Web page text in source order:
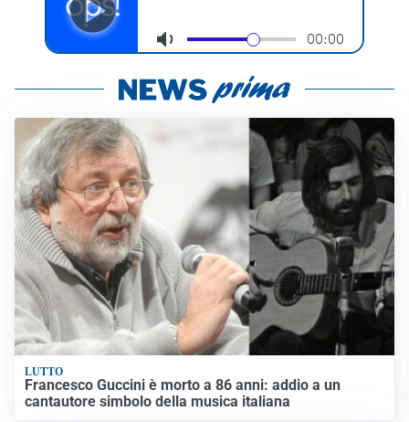
LUTTO
Francesco Guccini è morto a 86 anni: addio a un
cantautore simbolo della musica italiana